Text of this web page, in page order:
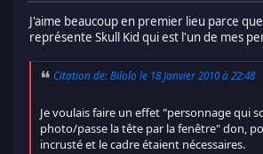
J'aime beaucoup en premier lieu parce
représente Skull Kid qui est l'un de mes
Citation de: Bilolo le 18 Janvier 2010 à 22:48
Je voulais faire un effet "personnage qui
photo/passe la tête par la fenêtre" don,
incrusté et le cadre étaient nécessaires.